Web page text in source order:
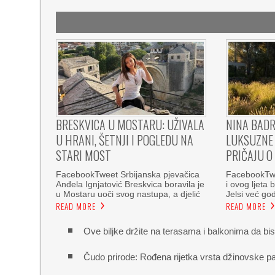
BRESKVICA U MOSTARU: UŽIVALA
U HRANI, ŠETNJI I POGLEDU NA
STARI MOST
FacebookTweet Srbijanska pjevačica
Anđela Ignjatović Breskvica boravila je
u Mostaru uoči svog nastupa, a djelić
READ MORE
NINA
PRIČAJU
i ovog ljeta
Jelsi već
READ MORE
Ove biljke držite na terasama i balkonima da
Čudo prirode: Rođena rijetka vrsta džinovske